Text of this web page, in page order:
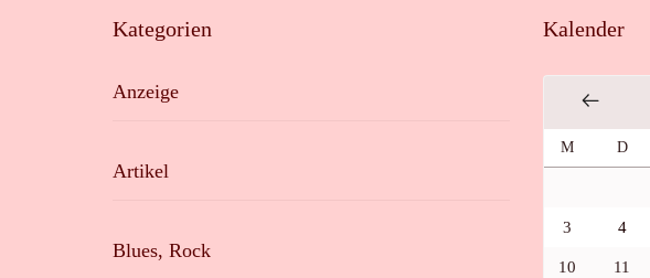
Kategorien
Anzeige
Artikel
Blues, Rock
Kalender
M D
3 4
10 11